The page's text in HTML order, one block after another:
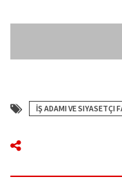
İŞ ADAMI VE SIYASETÇI